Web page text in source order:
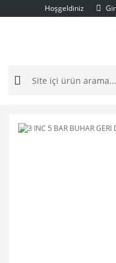
Hoşgeldiniz